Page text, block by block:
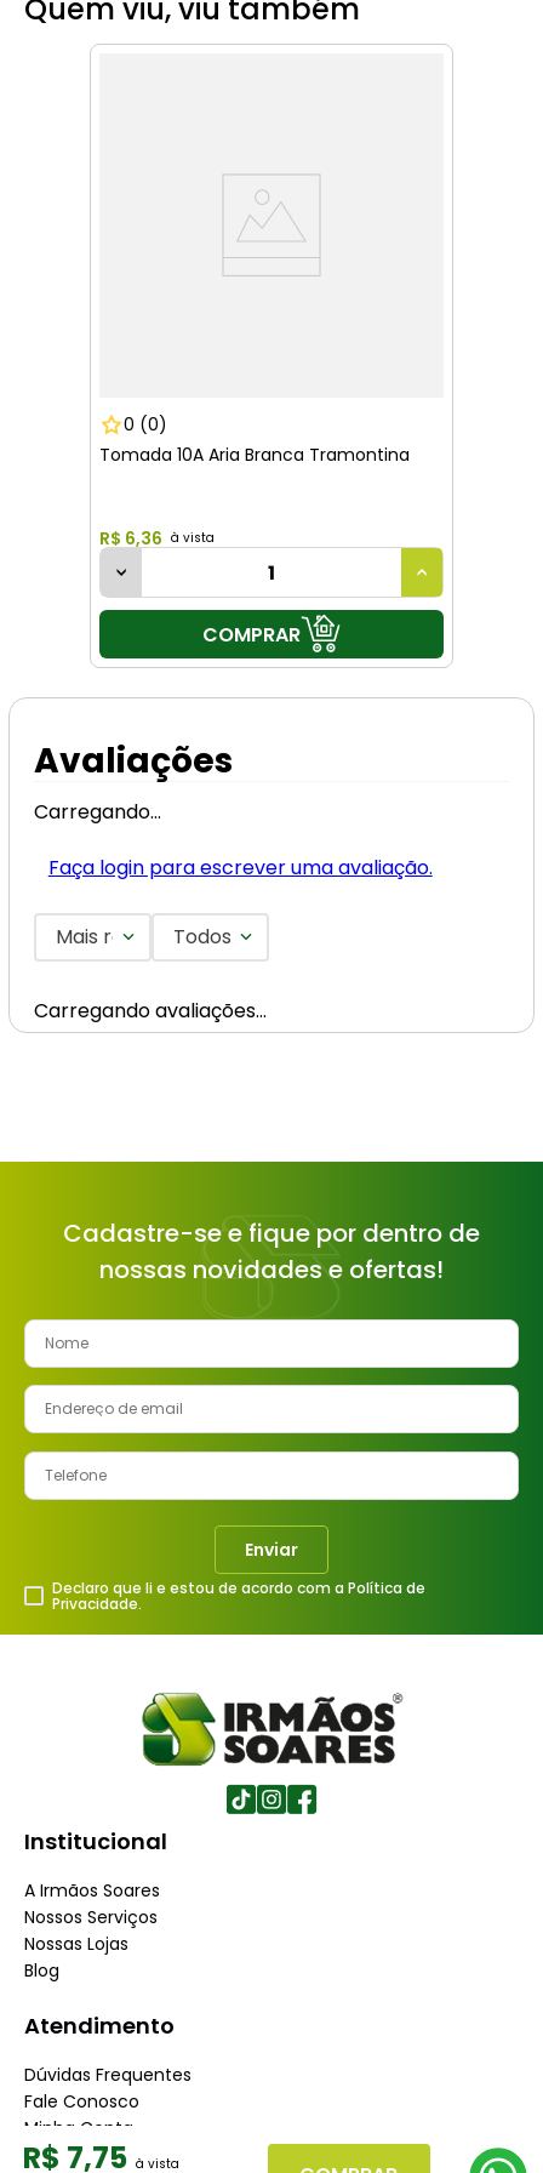
Quem viu, viu também
0 (0)
Tomada 10A Aria Branca Tramontina
R$ 6,36
COMPRAR
Avaliações
Carregando…
Faça login para escrever uma avaliação.
Mais recentesTodos
Carregando avaliações…
R$ 7,75
Cadastre-se e fique por dentro de
nossas novidades e ofertas!
Enviar
Declaro que li e estou de acordo com a Política de
Privacidade.
Institucional
A Irmãos Soares
Nossos Serviços
Nossas Lojas
Blog
Atendimento
Dúvidas Frequentes
Fale Conosco
Minha Conta
Trabalhe conosco